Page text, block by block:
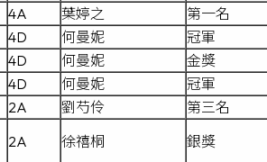
4A 葉婷之
第一名
4D 何曼妮
冠軍
4D 何曼妮
金獎
4D 何曼妮
冠軍
2A 劉芍伶
第三名
2A 徐禧桐
銀獎